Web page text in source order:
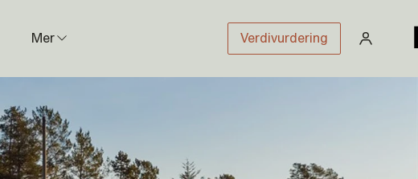
Mer
Prisstatistikk
Næring
Nybygg
Magasin
Verdivurdering